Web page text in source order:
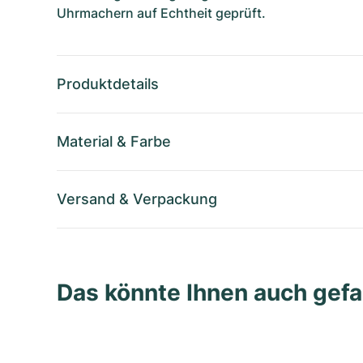
Uhrmachern auf Echtheit geprüft.
Produktdetails
Material & Farbe
Versand & Verpackung
Das könnte Ihnen auch